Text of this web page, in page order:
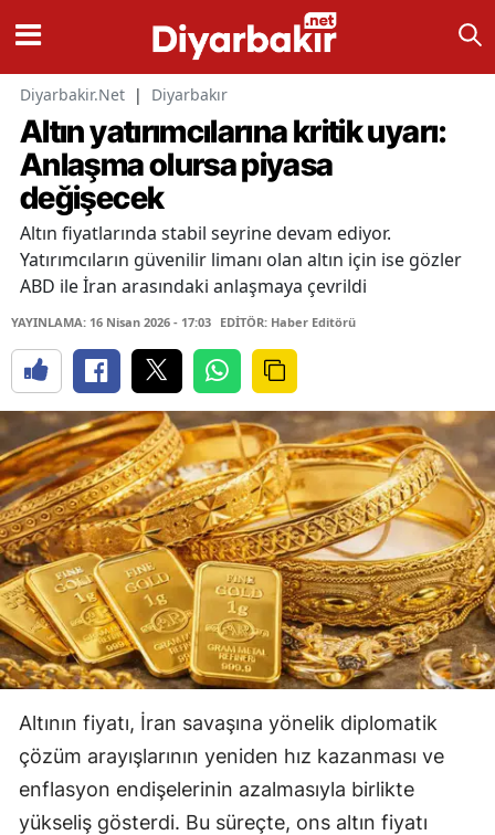
Diyarbakir.Net | Diyarbakır
Altın yatırımcılarına kritik uyarı:
Anlaşma olursa piyasa
değişecek
Altın fiyatlarında stabil seyrine devam ediyor.
Yatırımcıların güvenilir limanı olan altın için ise gözler
ABD ile İran arasındaki anlaşmaya çevrildi
YAYINLAMA: 16 Nisan 2026 - 17:03 EDİTÖR: Haber Editörü
Altının fiyatı, İran savaşına yönelik diplomatik
çözüm arayışlarının yeniden hız kazanması ve
enflasyon endişelerinin azalmasıyla birlikte
yükseliş gösterdi. Bu süreçte, ons altın fiyatı